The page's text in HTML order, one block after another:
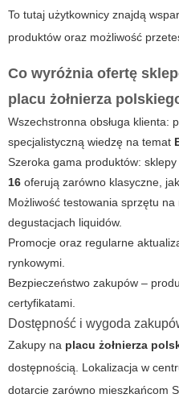
To tutaj użytkownicy znajdą
produktów oraz możliwość
Co wyróżnia ofertę
placu żołnierza
Wszechstronna obsługa klienta:
specjalistyczną wiedzę na temat
Szeroka gama produktów: sklepy
16 oferują zarówno klasyczne,
Możliwość testowania sprzętu na
degustacjach liquidów.
Promocje oraz regularne
rynkowymi.
Bezpieczeństwo zakupów –
certyfikatami.
Dostępność i wygoda
Zakupy na placu żołnierza
dostępnością. Lokalizacja w
dotarcie zarówno mieszkańcom